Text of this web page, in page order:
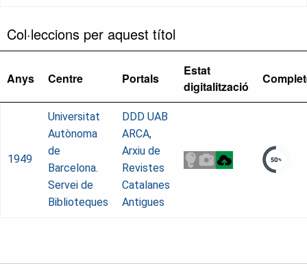
Col·leccions per aquest títol
Anys Centre Portals
Estat
digitalització
1949
Universitat
Autònoma
de
Barcelona.
Servei de
Biblioteques
DDD UAB
ARCA,
Arxiu de
Revistes
Catalanes
Antigues